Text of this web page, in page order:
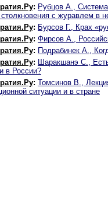
: Рубцов А.,
столкновения с журавлем в
: Бурсов Г., Крах
: Фирсов А.,
: Подрабинек А.,
: Шаракшанэ C.,
в России?
: Томсинов В.,
ситуации и в стране